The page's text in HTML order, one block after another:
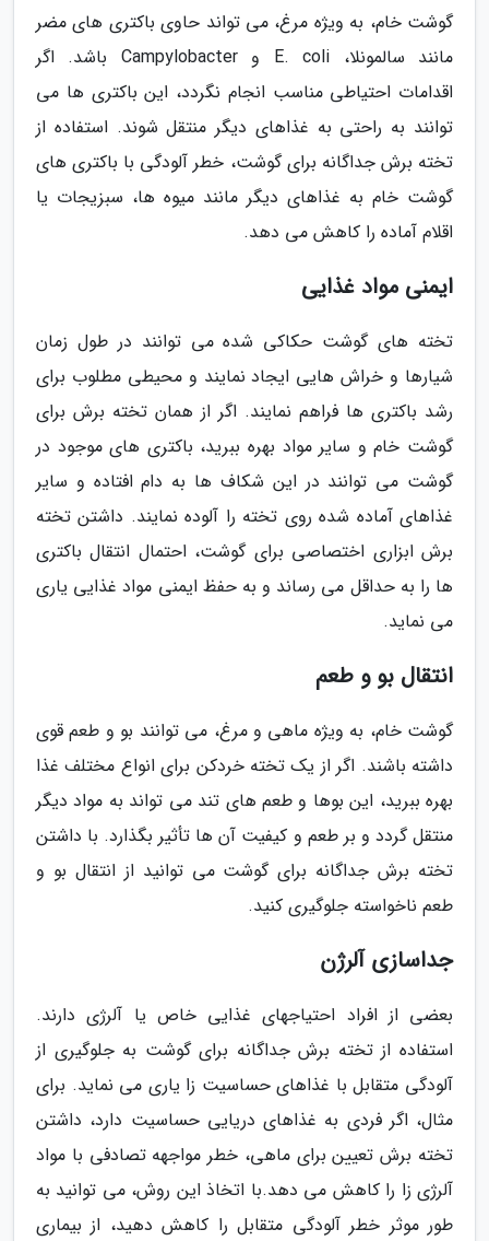
گوشت خام، به ویژه مرغ، می تواند حاوی باکتری های مضر
مانند سالمونلا، E. coli و Campylobacter باشد. اگر
اقدامات احتیاطی مناسب انجام نگردد، این باکتری ها می
توانند به راحتی به غذاهای دیگر منتقل شوند. استفاده از
تخته برش جداگانه برای گوشت، خطر آلودگی با باکتری های
گوشت خام به غذاهای دیگر مانند میوه ها، سبزیجات یا
اقلام آماده را کاهش می دهد.
ایمنی مواد غذایی
تخته های گوشت حکاکی شده می توانند در طول زمان
شیارها و خراش هایی ایجاد نمایند و محیطی مطلوب برای
رشد باکتری ها فراهم نمایند. اگر از همان تخته برش برای
گوشت خام و سایر مواد بهره ببرید، باکتری های موجود در
گوشت می توانند در این شکاف ها به دام افتاده و سایر
غذاهای آماده شده روی تخته را آلوده نمایند. داشتن تخته
برش ابزاری اختصاصی برای گوشت، احتمال انتقال باکتری
ها را به حداقل می رساند و به حفظ ایمنی مواد غذایی یاری
می نماید.
انتقال بو و طعم
گوشت خام، به ویژه ماهی و مرغ، می توانند بو و طعم قوی
داشته باشند. اگر از یک تخته خردکن برای انواع مختلف غذا
بهره ببرید، این بوها و طعم های تند می تواند به مواد دیگر
منتقل گردد و بر طعم و کیفیت آن ها تأثیر بگذارد. با داشتن
تخته برش جداگانه برای گوشت می توانید از انتقال بو و
طعم ناخواسته جلوگیری کنید.
جداسازی آلرژن
بعضی از افراد احتیاجهای غذایی خاص یا آلرژی دارند.
استفاده از تخته برش جداگانه برای گوشت به جلوگیری از
آلودگی متقابل با غذاهای حساسیت زا یاری می نماید. برای
مثال، اگر فردی به غذاهای دریایی حساسیت دارد، داشتن
تخته برش تعیین برای ماهی، خطر مواجهه تصادفی با مواد
آلرژی زا را کاهش می دهد.با اتخاذ این روش، می توانید به
طور موثر خطر آلودگی متقابل را کاهش دهید، از بیماری